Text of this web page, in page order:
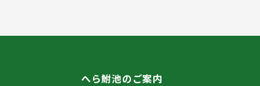
へら鮒池のご案内